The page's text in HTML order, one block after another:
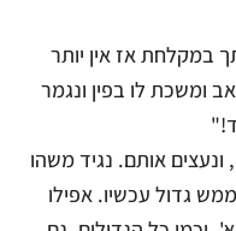
במקלחת אז אין יותר
ומשכת לו בפין ונגמר
אותם. נגיד משהו
גדול עכשיו. אפילו